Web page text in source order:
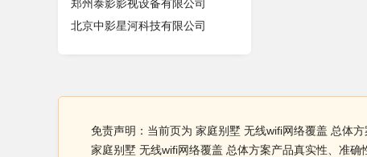
郑州泰影影视设备有限公司
北京中影星河科技有限公司
免责声明：当前页为 家庭别墅 无线wifi网络覆盖 总体
家庭别墅 无线wifi网络覆盖 总体方案产品真实性、准